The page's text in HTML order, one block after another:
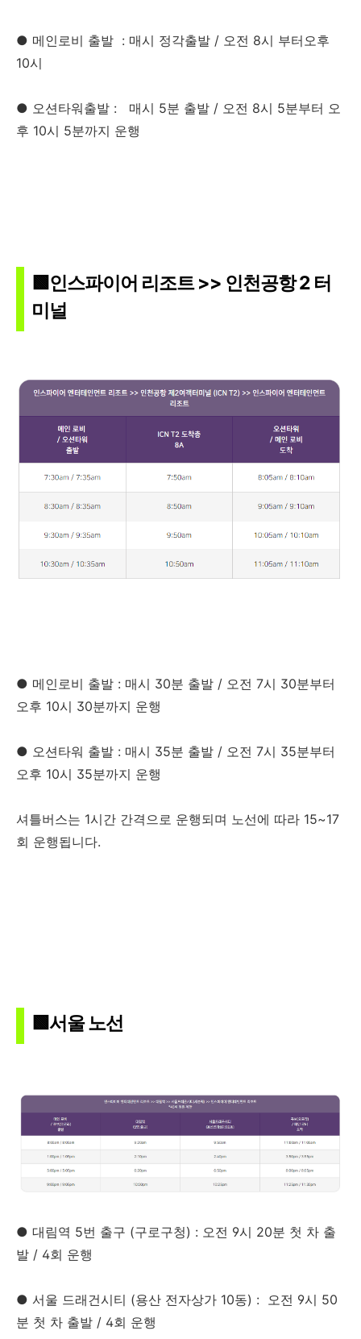
● 메인로비 출발 : 매시 정각출발 / 오전 8시 부터오후
10시
● 오션타워출발 : 매시 5분 출발 / 오전 8시 5분부터 오
후 10시 5분까지 운행
🟩인스파이어 리조트 >> 인천공항 2 터
미널
● 메인로비 출발 : 매시 30분 출발 / 오전 7시 30분부터
오후 10시 30분까지 운행
● 오션타워 출발 : 매시 35분 출발 / 오전 7시 35분부터
오후 10시 35분까지 운행
셔틀버스는 1시간 간격으로 운행되며 노선에 따라 15~17
회 운행됩니다.
🟩서울 노선
● 대림역 5번 출구 (구로구청) : 오전 9시 20분 첫 차 출
발 / 4회 운행
● 서울 드래건시티 (용산 전자상가 10동) : 오전 9시 50
분 첫 차 출발 / 4회 운행